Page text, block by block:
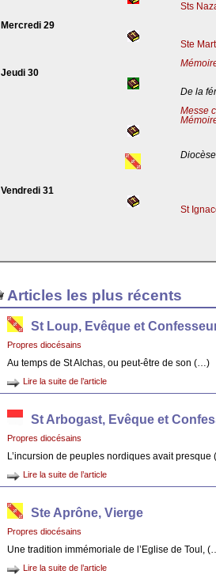
Sts
Mercredi 29
Ste
Jeudi 30
De la
Messe
Vendredi 31
St
Articles les plus récents
St Loup, Evêque et
Propres diocésains
Au temps de St Alchas, ou peut-être de son (…)
Lire la suite de l’article
St Arbogast, Evêque et
Propres diocésains
L’incursion de peuples nordiques avait
Lire la suite de l’article
Ste Aprône, Vierge
Propres diocésains
Une tradition immémoriale de l’Eglise de Toul,
Lire la suite de l’article